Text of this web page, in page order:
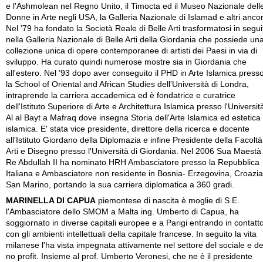
e l'Ashmolean nel Regno Unito, il Timocta ed il Museo Nazionale
Donne in Arte negli USA, la Galleria Nazionale di Islamad e altri
Nel '79 ha fondato la Società Reale di Belle Arti trasformatosi in
nella Galleria Nazionale di Belle Arti della Giordania che possiede
collezione unica di opere contemporanee di artisti dei Paesi in via di
sviluppo. Ha curato quindi numerose mostre sia in Giordania che
all'estero. Nel '93 dopo aver conseguito il PHD in Arte Islamica
la School of Oriental and African Studies dell'Università di Londra,
intraprende la carriera accademica ed è fondatrice e curatrice
dell'Istituto Superiore di Arte e Architettura Islamica presso
Al al Bayt a Mafraq dove insegna Storia dell'Arte Islamica ed estetica
islamica. E' stata vice presidente, direttore della ricerca e docente
all'Istituto Giordano della Diplomazia e infine Presidente della
Arti e Disegno presso l'Università di Giordania. Nel 2006 Sua Maestà
Re Abdullah II ha nominato HRH Ambasciatore presso la Repubblica
Italiana e Ambasciatore non residente in Bosnia- Erzegovina,
San Marino, portando la sua carriera diplomatica a 360 gradi.
MARINELLA DI CAPUA piemontese di nascita è moglie di S.E.
l'Ambasciatore dello SMOM a Malta ing. Umberto di Capua, ha
soggiornato in diverse capitali europee e a Parigi entrando in
con gli ambienti intellettuali della capitale francese. In seguito la vita
milanese l'ha vista impegnata attivamente nel settore del sociale e
no profit. Insieme al prof. Umberto Veronesi, che ne è il presidente